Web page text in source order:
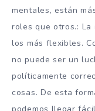
mentales, están
roles que otros.: La
los más flexibles.
no puede ser un
políticamente
cosas. De esta
podemos llegar